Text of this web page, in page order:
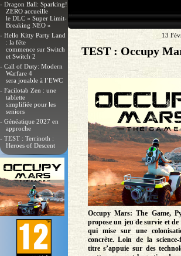
- Dragon Ball: Sparking!
ZERO accueille
le DLC « Super Limit-
Breaking NEO »
- Hello Kitty Party Land
: la fête
commence sur Switch
et Switch 2
- Call of Duty: Modern
Warfare 4
sera jouable à l’EWC
- Facilotab Zen : une
tablette
simplifiée pour les
seniors
- Généatique 2027 en
approche
- TEST : Terrinoth :
Heroes of Descent
13
TEST : Occupy
Occupy Mars: The Game,
propose un jeu de survie et
qui mise sur une
concrète. Loin de la
titre s’appuie sur des